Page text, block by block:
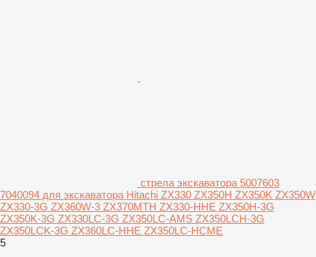
стрела экскаватора 5007603
7040094 для экскаватора Hitachi ZX330 ZX350H ZX350K ZX350W
ZX330-3G ZX360W-3 ZX370MTH ZX330-HHE ZX350H-3G
ZX350K-3G ZX330LC-3G ZX350LC-AMS ZX350LCH-3G
ZX350LCK-3G ZX360LC-HHE ZX350LC-HCME
5